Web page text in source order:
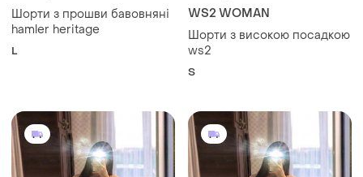
Шорти з прошви бавовняні
hamler heritage
L
WS2 WOMAN
Шорти з високою посадкою
ws2
S